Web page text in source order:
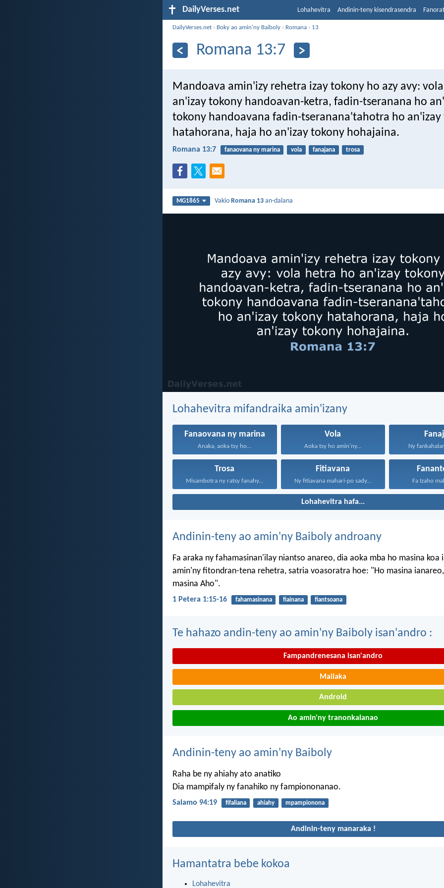
DailyVerses.net Lohahevitra Andinin-teny kisendrasendra
DailyVerses.net › Boky ao amin'ny Baiboly › Romana › 13
Romana 13:7
Mandoava amin'izy rehetra izay tokony ho azy avy:
an'izay tokony handoavan-ketra, fadin-tseranana ho
tokony handoavana fadin-tseranana'tahotra ho an'izay
hatahorana, haja ho an'izay tokony hohajaina.
Romana 13:7 fanaovana ny marina vola fanajana trosa
MG1865 VakioRomana 13 an-dalana
Lohahevitra mifandraika amin'izany
Fanaovana ny marina
Anaka, aoka tsy ho...
Vola
Aoka tsy ho amin'ny... Ny
Trosa
Misambotra ny ratsy fanahy...
Fitiavana
Ny fitiavana mahari-po sady... Fa Izaho
Lohahevitra hafa...
Andinin-teny ao amin'ny Baiboly androany
Fa araka ny fahamasinan'ilay niantso anareo, dia aoka mba ho masina koa
amin'ny fitondran-tena rehetra, satria voasoratra hoe: "Ho masina
masina Aho".
1 Petera 1:15-16 fahamasinana fiainana fiantsoana
Te hahazo andin-teny ao amin'ny Baiboly isan'andro :
Fampandrenesana isan'andro
Mailaka
Android
Ao amin'ny tranonkalanao
Andinin-teny ao amin'ny Baiboly
Raha be ny ahiahy ato anatiko
Dia mampifaly ny fanahiko ny fampiononanao.
Salamo 94:19 fifaliana ahiahy mpampionona
Andinin-teny manaraka !
Hamantatra bebe kokoa
Lohahevitra